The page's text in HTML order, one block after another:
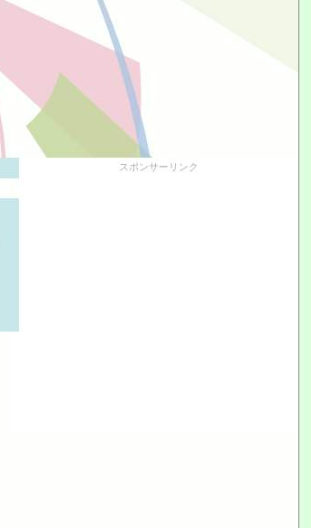
スポンサーリンク